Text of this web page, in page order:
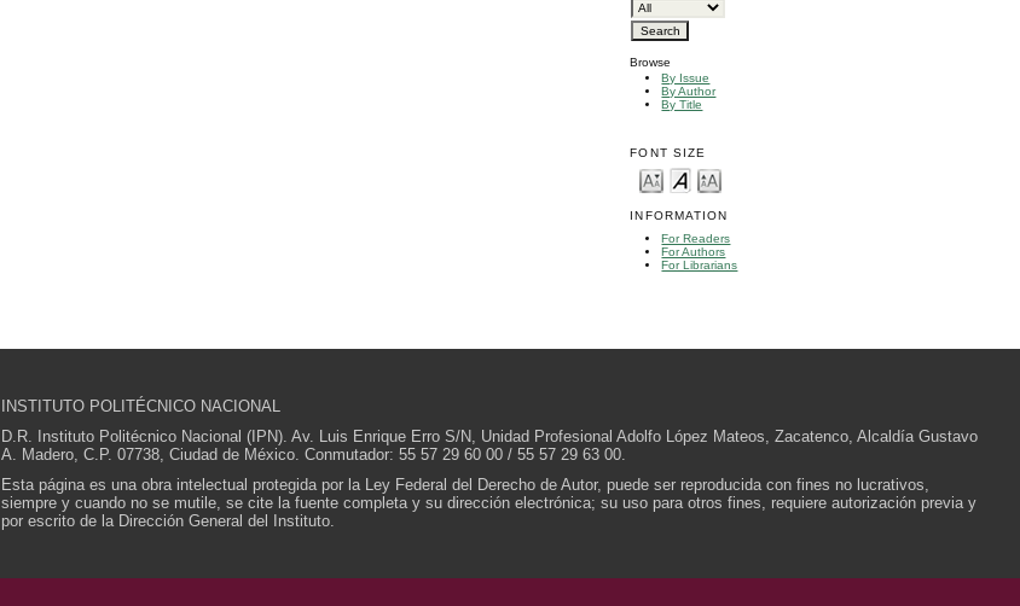
Browse
By Issue
By Author
By Title
FONT SIZE
INFORMATION
For Readers
For Authors
For Librarians
INSTITUTO POLITÉCNICO NACIONAL
D.R. Instituto Politécnico Nacional (IPN). Av. Luis Enrique Erro S/N, Unidad Profesional Adolfo López Mateos, Zacatenco, Alcaldía Gustavo
A. Madero, C.P. 07738, Ciudad de México. Conmutador: 55 57 29 60 00 / 55 57 29 63 00.
Esta página es una obra intelectual protegida por la Ley Federal del Derecho de Autor, puede ser reproducida con fines no lucrativos,
siempre y cuando no se mutile, se cite la fuente completa y su dirección electrónica; su uso para otros fines, requiere autorización previa y
por escrito de la Dirección General del Instituto.